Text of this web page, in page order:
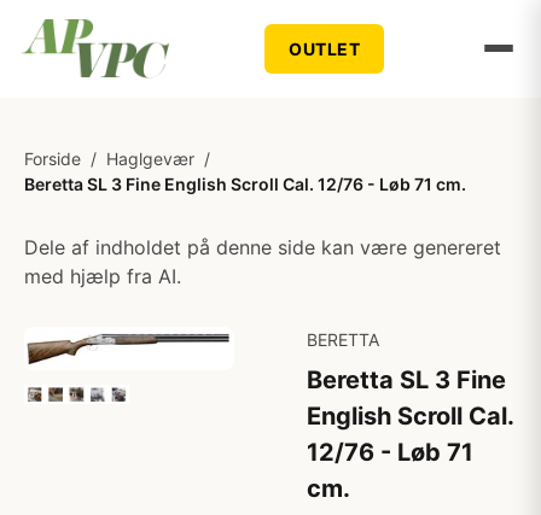
OUTLET
Forside / Haglgevær /
Beretta SL 3 Fine English Scroll Cal. 12/76 - Løb 71 cm.
Dele af indholdet på denne side kan være genereret
med hjælp fra AI.
BERETTA
Beretta SL 3 Fine
English Scroll Cal.
12/76 - Løb 71
cm.